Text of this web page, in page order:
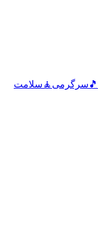
🎵 سرگرمی 🧘 سلامت